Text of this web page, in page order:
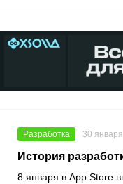
Разработка 30
История
8 января в App Store